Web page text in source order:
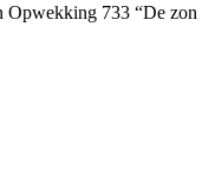
Opwekking 733 “De zon